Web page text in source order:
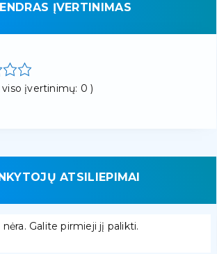
ĮVERTINIMAS
viso įvertinimų: 0 )
ATSILIEPIMAI
Galite pirmieji jį palikti.